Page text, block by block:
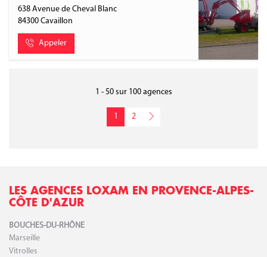
638 Avenue de Cheval Blanc
84300 Cavaillon
Appeler
1 - 50 sur 100 agences
1 2
LES AGENCES LOXAM EN PROVENCE-ALPES-
CÔTE D'AZUR
BOUCHES-DU-RHÔNE
Marseille
Vitrolles